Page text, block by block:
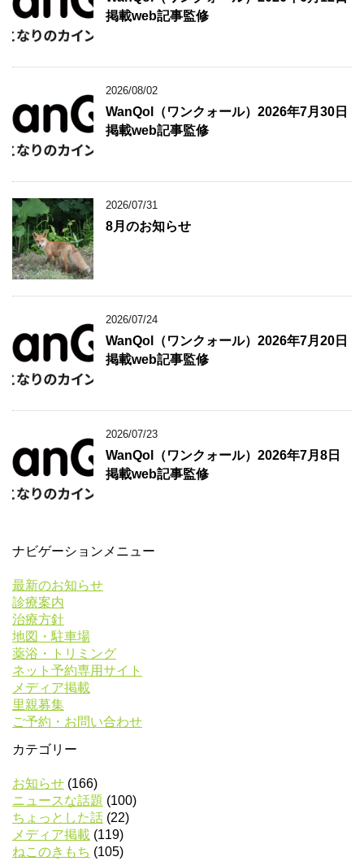
掲載web記事監修
2026/08/02
WanQol（ワンクォール）2026年7月30日
掲載web記事監修
2026/07/31
8月のお知らせ
2026/07/24
WanQol（ワンクォール）2026年7月20日
掲載web記事監修
2026/07/23
WanQol（ワンクォール）2026年7月8日
掲載web記事監修
ナビゲーションメニュー
最新のお知らせ
診療案内
治療方針
地図・駐車場
薬浴・トリミング
ネット予約専用サイト
メディア掲載
里親募集
ご予約・お問い合わせ
カテゴリー
お知らせ (166)
ニュースな話題 (100)
ちょっとした話 (22)
メディア掲載 (119)
ねこのきもち (105)